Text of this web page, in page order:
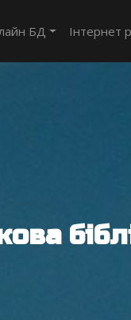
БД Інтернет